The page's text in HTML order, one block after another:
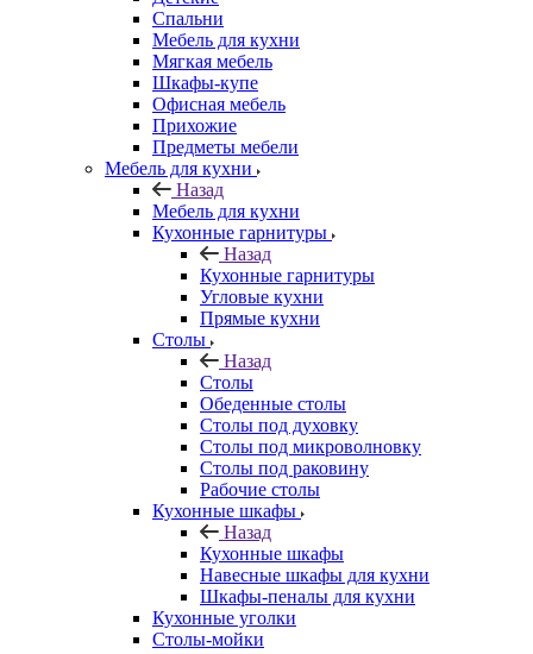
Спальни
Мебель для кухни
Мягкая мебель
Шкафы-купе
Офисная мебель
Прихожие
Предметы мебели
Мебель для кухни
Назад
Мебель для кухни
Кухонные гарнитуры
Назад
Кухонные гарнитуры
Угловые кухни
Прямые кухни
Столы
Назад
Столы
Обеденные столы
Столы под духовку
Столы под микроволновку
Столы под раковину
Рабочие столы
Кухонные шкафы
Назад
Кухонные шкафы
Навесные шкафы для кухни
Шкафы-пеналы для кухни
Кухонные уголки
Столы-мойки